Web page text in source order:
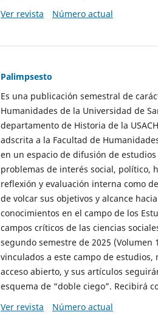
Ver revista
Número actual
Palimpsesto
Es una publicación semestral de
Humanidades de la Universidad de
departamento de Historia de la
adscrita a la Facultad de
en un espacio de difusión de
problemas de interés social, político,
reflexión y evaluación interna como
de volcar sus objetivos y alcance
conocimientos en el campo de los
campos críticos de las ciencias
segundo semestre de 2025 (Volumen
vinculados a este campo de
acceso abierto, y sus artículos
esquema de “doble ciego”. Recibirá
Ver revista
Número actual